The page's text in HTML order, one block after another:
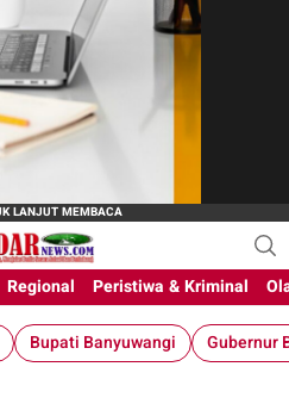
Regional Peristiwa & Kriminal
Bupati Banyuwangi Gubernur